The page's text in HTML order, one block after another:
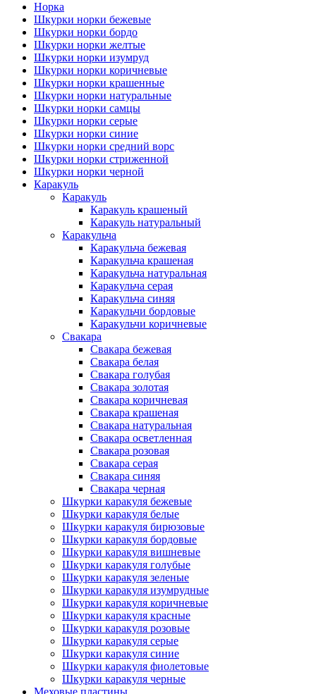
Норка
Шкурки норки бежевые
Шкурки норки бордо
Шкурки норки желтые
Шкурки норки изумруд
Шкурки норки коричневые
Шкурки норки крашенные
Шкурки норки натуральные
Шкурки норки самцы
Шкурки норки серые
Шкурки норки синие
Шкурки норки средний ворс
Шкурки норки стриженной
Шкурки норки черной
Каракуль
Каракуль
Каракуль крашеный
Каракуль натуральный
Каракульча
Каракульча бежевая
Каракульча крашеная
Каракульча натуральная
Каракульча серая
Каракульча синяя
Каракульчи бордовые
Каракульчи коричневые
Свакара
Свакара бежевая
Свакара белая
Свакара голубая
Свакара золотая
Свакара коричневая
Свакара крашеная
Свакара натуральная
Свакара осветленная
Свакара розовая
Свакара серая
Свакара синяя
Свакара черная
Шкурки каракуля бежевые
Шкурки каракуля белые
Шкурки каракуля бирюзовые
Шкурки каракуля бордовые
Шкурки каракуля вишневые
Шкурки каракуля голубые
Шкурки каракуля зеленые
Шкурки каракуля изумрудные
Шкурки каракуля коричневые
Шкурки каракуля красные
Шкурки каракуля розовые
Шкурки каракуля серые
Шкурки каракуля синие
Шкурки каракуля фиолетовые
Шкурки каракуля черные
Меховые пластины